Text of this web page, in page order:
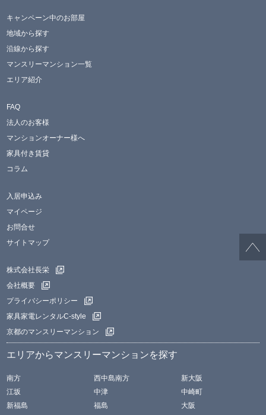
キャンペーン中のお部屋
地域から探す
沿線から探す
マンスリーマンション一覧
エリア紹介
FAQ
法人のお客様
マンションオーナー様へ
家具付き賃貸
コラム
入居申込み
マイページ
お問合せ
サイトマップ
株式会社長栄
会社概要
プライバシーポリシー
家具家電レンタルC-style
京都のマンスリーマンション
エリアからマンスリーマンションを探す
南方 西中島南方
新大阪
江坂
中津
中崎町
新福島
福島 大阪